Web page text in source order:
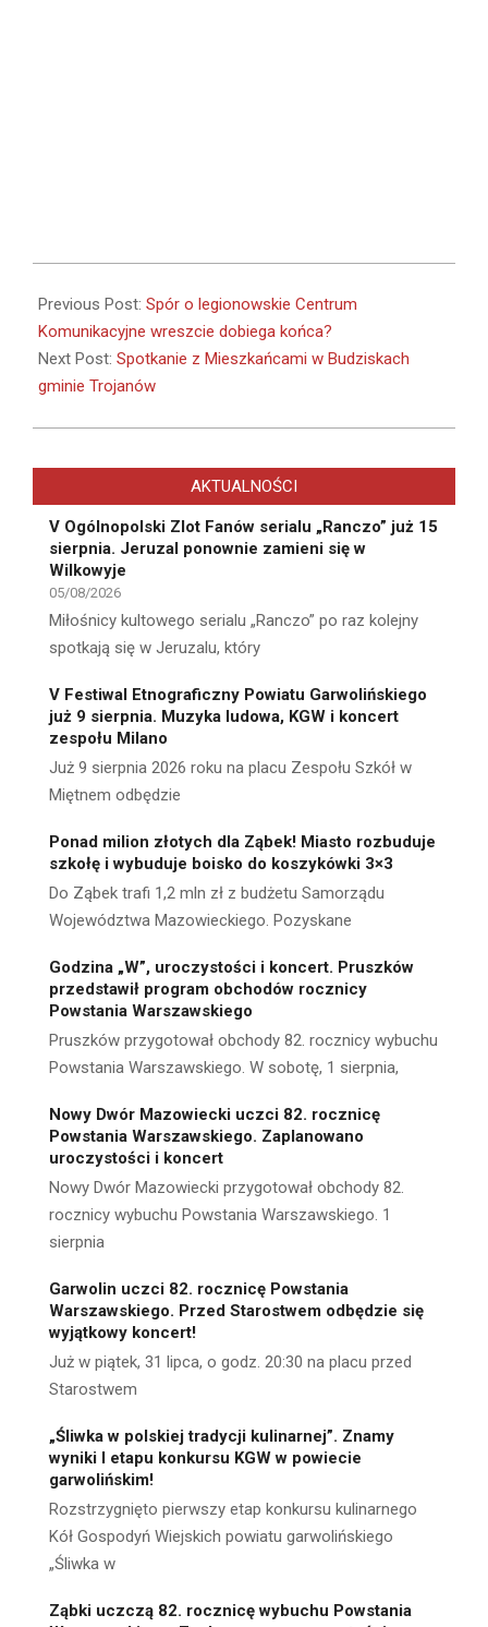
02-
19
Previous Post: Spór o legionowskie Centrum
Komunikacyjne wreszcie dobiega końca?
Next Post: Spotkanie z Mieszkańcami w Budziskach
gminie Trojanów
AKTUALNOŚCI
V Ogólnopolski Zlot Fanów serialu „Ranczo” już 15
sierpnia. Jeruzal ponownie zamieni się w
Wilkowyje
05/08/2026
Miłośnicy kultowego serialu „Ranczo” po raz kolejny
spotkają się w Jeruzalu, który
V Festiwal Etnograficzny Powiatu Garwolińskiego
już 9 sierpnia. Muzyka ludowa, KGW i koncert
zespołu Milano
Już 9 sierpnia 2026 roku na placu Zespołu Szkół w
Miętnem odbędzie
Ponad milion złotych dla Ząbek! Miasto rozbuduje
szkołę i wybuduje boisko do koszykówki 3×3
Do Ząbek trafi 1,2 mln zł z budżetu Samorządu
Województwa Mazowieckiego. Pozyskane
Godzina „W”, uroczystości i koncert. Pruszków
przedstawił program obchodów rocznicy
Powstania Warszawskiego
Pruszków przygotował obchody 82. rocznicy wybuchu
Powstania Warszawskiego. W sobotę, 1 sierpnia,
Nowy Dwór Mazowiecki uczci 82. rocznicę
Powstania Warszawskiego. Zaplanowano
uroczystości i koncert
Nowy Dwór Mazowiecki przygotował obchody 82.
rocznicy wybuchu Powstania Warszawskiego. 1
sierpnia
Garwolin uczci 82. rocznicę Powstania
Warszawskiego. Przed Starostwem odbędzie się
wyjątkowy koncert!
Już w piątek, 31 lipca, o godz. 20:30 na placu przed
Starostwem
„Śliwka w polskiej tradycji kulinarnej”. Znamy
wyniki I etapu konkursu KGW w powiecie
garwolińskim!
Rozstrzygnięto pierwszy etap konkursu kulinarnego
Kół Gospodyń Wiejskich powiatu garwolińskiego
„Śliwka w
Ząbki uczczą 82. rocznicę wybuchu Powstania